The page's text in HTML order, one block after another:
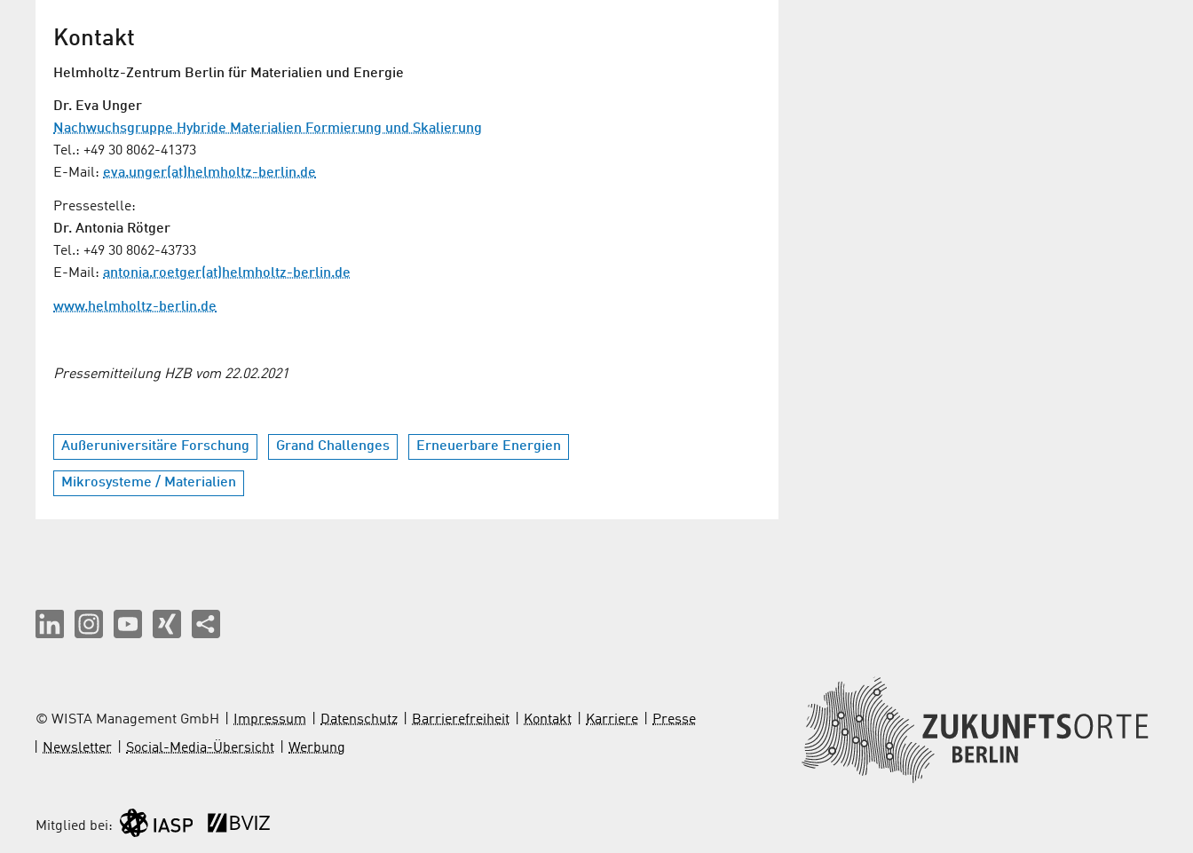
Kontakt
Helmholtz-Zentrum Berlin für Materialien und Energie
Dr. Eva Unger
Nachwuchsgruppe Hybride Materialien Formierung und Skalierung
Tel.: +49 30 8062-41373
E-Mail: eva.unger(at)helmholtz-berlin.de
Pressestelle:
Dr. Antonia Rötger
Tel.: +49 30 8062-43733
E-Mail: antonia.roetger(at)helmholtz-berlin.de
www.helmholtz-berlin.de
Pressemitteilung HZB vom 22.02.2021
Außeruniversitäre Forschung Grand Challenges Erneuerbare Energien
Mikrosysteme / Materialien
© WISTA Management GmbH Impressum Datenschutz Barrierefreiheit Kontakt Karriere
Presse
Newsletter
Social-Media-Übersicht Werbung
Mitglied bei: